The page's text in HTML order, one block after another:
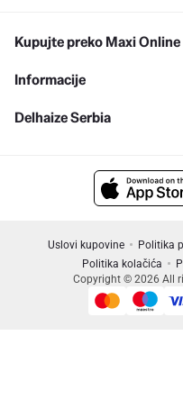
Kupujte preko Maxi Online
Informacije
Delhaize Serbia
Uslovi kupovine Politika
Politika kolačića
Copyright © 2026 All